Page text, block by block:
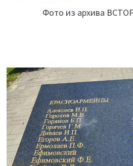
Фото из архива